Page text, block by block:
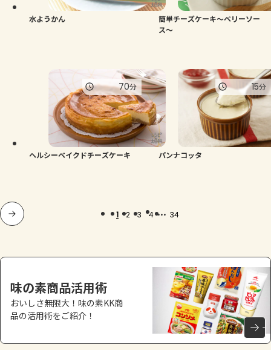
水ようかん
簡単チーズケーキ～ベリーソー
ス～
ヘルシーベイクドチーズケーキ
70分
パンナコッタ
15分
1 2 3 4 ... 34
味の素商品活用術
おいしさ無限大！味の素KK商
品の活用術をご紹介！